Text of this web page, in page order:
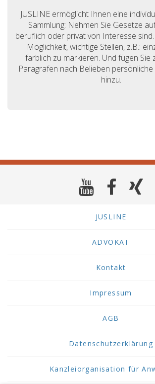
JUSLINE ermöglicht Ihnen eine
Sammlung: Nehmen Sie Gesetze
beruflich oder privat von Interesse
Möglichkeit, wichtige Stellen, z.B.:
farblich zu markieren. Und fügen Sie
Paragrafen nach Belieben
hinzu.
JUSLINE
ADVOKAT
Kontakt
Impressum
AGB
Datenschutzerklärung
Kanzleiorganisation für